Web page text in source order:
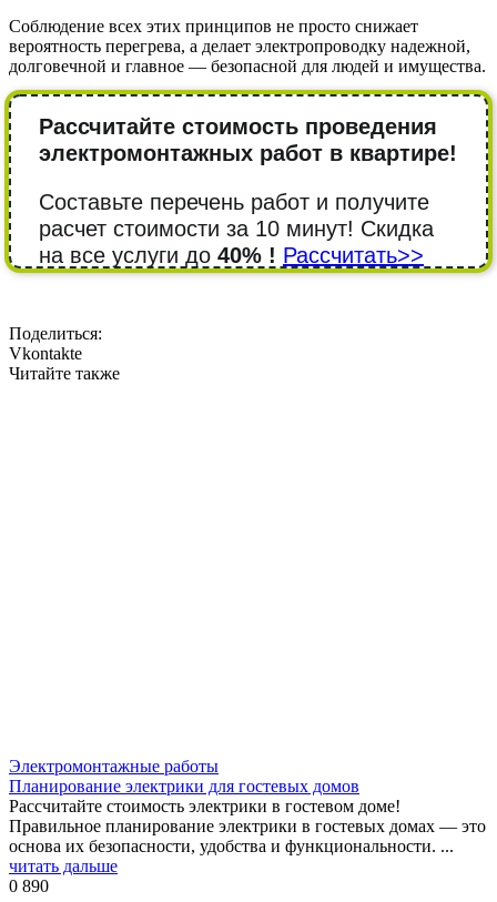
Соблюдение всех этих принципов не просто снижает
вероятность перегрева, а делает электропроводку надежной,
долговечной и главное — безопасной для людей и имущества.
Рассчитайте стоимость проведения
электромонтажных работ в квартире!
Составьте перечень работ и получите
расчет стоимости за 10 минут! Cкидка
на все услуги до 40% ! Рассчитать>>
Поделиться:
Vkontakte
Читайте также
Электромонтажные работы
Планирование электрики для гостевых домов
Рассчитайте стоимость электрики в гостевом доме!
Правильное планирование электрики в гостевых домах — это
основа их безопасности, удобства и функциональности. ...
читать дальше
0 890